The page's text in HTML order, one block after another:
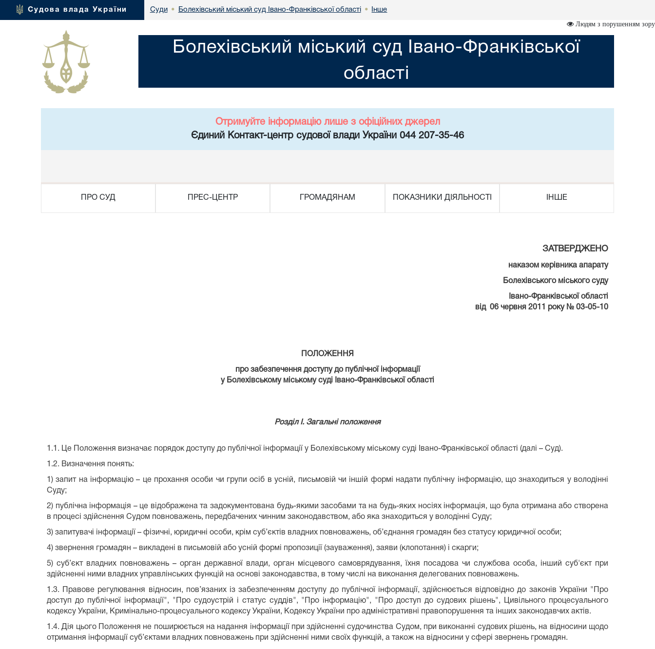
Судова влада України Суди • Болехівський міський суд Івано-Франківської області • Інше
Людям з порушенням зору
Болехівський міський суд Івано-Франківської
області
Отримуйте інформацію лише з офіційних джерел
Єдиний Контакт-центр судової влади України 044 207-35-46
ПРО СУД ПРЕС-ЦЕНТР ГРОМАДЯНАМ ПОКАЗНИКИ ДІЯЛЬНОСТІ ІНШЕ
ЗАТВЕРДЖЕНО
наказом керівника апарату
Болехівського міського суду
Івано-Франківської області
від 06 червня 2011 року № 03-05-10
ПОЛОЖЕННЯ
про забезпечення доступу до публічної інформації
у Болехівському міському суді Івано-Франківської області
Розділ І. Загальні положення
1.1. Це Положення визначає порядок доступу до публічної інформації у Болехівському міському суді Івано-Франківської області (далі – Суд).
1.2. Визначення понять:
1) запит на інформацію – це прохання особи чи групи осіб в усній, письмовій чи іншій формі надати публічну інформацію, що знаходиться у володінні
Суду;
2) публічна інформація – це відображена та задокументована будь-якими засобами та на будь-яких носіях інформація, що була отримана або створена
в процесі здійснення Судом повноважень, передбачених чинним законодавством, або яка знаходиться у володінні Суду;
3) запитувачі інформації – фізичні, юридичні особи, крім суб’єктів владних повноважень, об’єднання громадян без статусу юридичної особи;
4) звернення громадян – викладені в письмовій або усній формі пропозиції (зауваження), заяви (клопотання) і скарги;
5) суб’єкт владних повноважень – орган державної влади, орган місцевого самоврядування, їхня посадова чи службова особа, інший суб'єкт при
здійсненні ними владних управлінських функцій на основі законодавства, в тому числі на виконання делегованих повноважень.
1.3. Правове регулювання відносин, пов’язаних із забезпеченням доступу до публічної інформації, здійснюється відповідно до законів України "Про
доступ до публічної інформації", "Про судоустрій і статус суддів", "Про інформацію", "Про доступ до судових рішень", Цивільного процесуального
кодексу України, Кримінально-процесуального кодексу України, Кодексу України про адміністративні правопорушення та інших законодавчих актів.
1.4. Дія цього Положення не поширюється на надання інформації при здійсненні судочинства Судом, при виконанні судових рішень, на відносини щодо
отримання інформації суб’єктами владних повноважень при здійсненні ними своїх функцій, а також на відносини у сфері звернень громадян.